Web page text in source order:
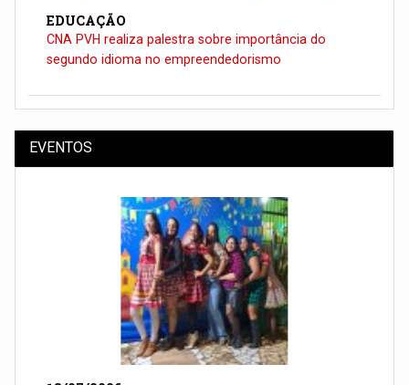
EDUCAÇÃO
CNA PVH realiza palestra sobre importância do
segundo idioma no empreendedorismo
EVENTOS